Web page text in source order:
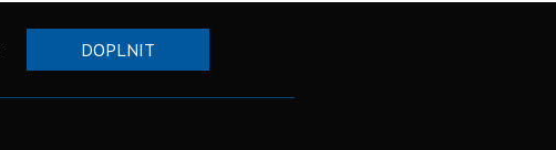
DOPLNIT